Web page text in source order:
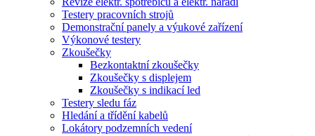
Testery pracovních strojů
Demonstrační panely a výukové zařízení
Výkonové testery
Zkoušečky
Bezkontaktní zkoušečky
Zkoušečky s displejem
Zkoušečky s indikací led
Testery sledu fáz
Hledání a třídění kabelů
Lokátory podzemních vedení